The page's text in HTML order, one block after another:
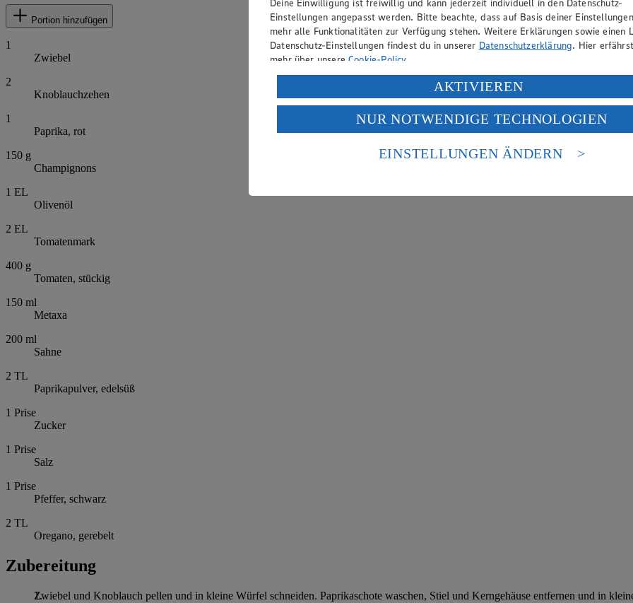
Portion hinzufügen
1
Zwiebel
2
Knoblauchzehen
1
Paprika, rot
150 g
Champignons
1 EL
Olivenöl
2 EL
Tomatenmark
400 g
Tomaten, stückig
150 ml
Metaxa
200 ml
Sahne
2 TL
Paprikapulver, edelsüß
1 Prise
Zucker
1 Prise
Salz
1 Prise
Pfeffer, schwarz
2 TL
Oregano, gerebelt
Zubereitung
Zwiebel und Knoblauch pellen und in kleine Würfel schneiden. Paprikaschote waschen, Stiel und Kerngehäuse entfernen und in
Deine Einwilligung ist freiwillig und kann jederzeit individuell in den Datenschutz-
Einstellungen angepasst werden. Bitte beachte, dass auf Basis deiner
mehr alle Funktionalitäten zur Verfügung stehen. Weitere Erklärungen sowie einen
Datenschutz-Einstellungen findest du in unserer Datenschutzerklärung. Hier
mehr über unsereCookie-Policy.
Verarbeitung deiner personenbezogenen Daten in den USA durch Facebook und
Wenn du auf „Aktivieren“ klickst, willigst du im Sinne des Art. 49 Abs. 1 Satz 1 lit.
ein, dass deine Daten in den USA verarbeitet werden. Der EuGH sieht die USA als
einem nach europäischen Standards nicht angemessenen Datenschutzniveau an. Es
Risiko eines Zugriffs durch US-amerikanische Behörden.
AKTIVIEREN
NUR NOTWENDIGE TECHNOLOGIEN
EINSTELLUNGEN ÄNDERN